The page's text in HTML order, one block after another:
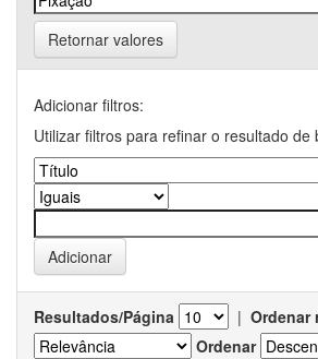
Retornar valores
Adicionar filtros:
Utilizar filtros para refinar o resultado de
Resultados/Página | Ordenar
Ordenar